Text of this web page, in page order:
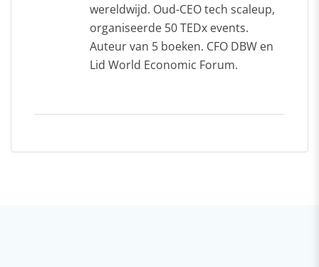
wereldwijd. Oud-CEO tech scaleup,
organiseerde 50 TEDx events.
Auteur van 5 boeken. CFO DBW en
Lid World Economic Forum.